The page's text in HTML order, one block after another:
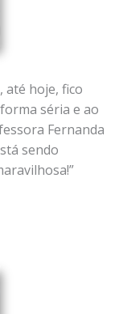
até hoje, fico
séria e ao
Fernanda
sendo